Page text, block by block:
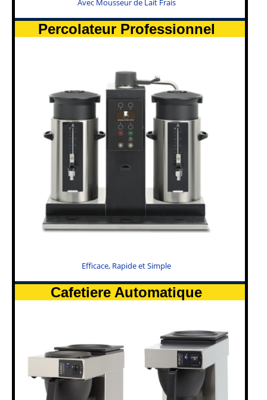
Avec Mousseur de Lait Frais
Percolateur Professionnel
Efficace, Rapide et Simple
Cafetiere Automatique